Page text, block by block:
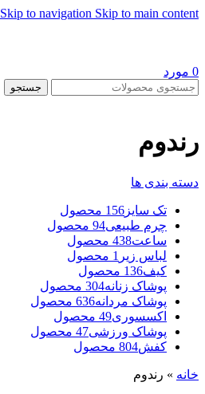
Skip to navigation Skip to main content
0 مورد
جستجو
رندوم
دسته بندی ها
تک سایز 156 محصول
چرم طبیعی94 محصول
ساعت438 محصول
لباس زیر 1 محصول
کیف136 محصول
پوشاک زنانه304 محصول
پوشاک مردانه636 محصول
اکسسوری49 محصول
پوشاک ورزشی47 محصول
کفش804 محصول
خانه » رندوم